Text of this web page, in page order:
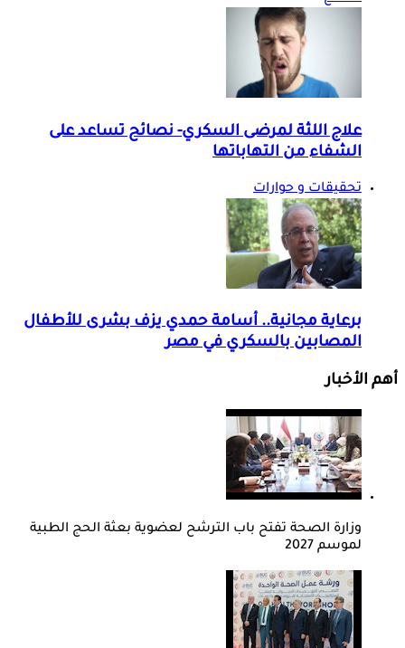
علاج اللثة لمرضى السكري- نصائح تساعد على
الشفاء من التهاباتها
تحقيقات و حوارات
برعاية مجانية.. أسامة حمدي يزف بشرى للأطفال
المصابين بالسكري في مصر
أهم الأخبار
وزارة الصحة تفتح باب الترشح لعضوية بعثة الحج الطبية
لموسم 2027